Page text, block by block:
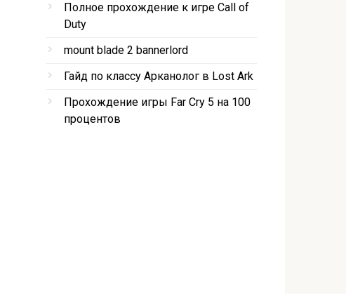
Полное прохождение к игре Call of
Duty
mount blade 2 bannerlord
Гайд по классу Арканолог в Lost Ark
Прохождение игры Far Cry 5 на 100
процентов